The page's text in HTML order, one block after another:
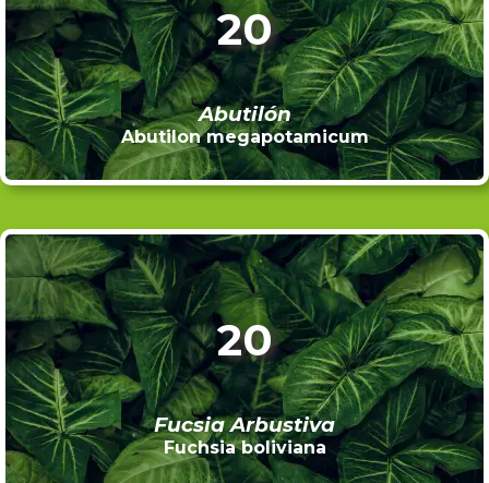
20
Abutilón
Abutilon megapotamicum
20
Fucsia Arbustiva
Fuchsia boliviana